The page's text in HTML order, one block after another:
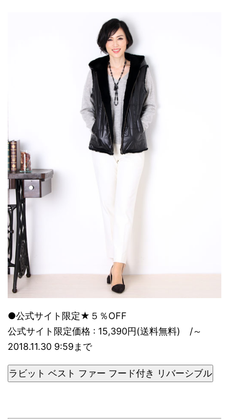
●公式サイト限定★５％OFF
公式サイト限定価格 : 15,390円(送料無料) /～
2018.11.30 9:59まで
ラビット ベスト ファー フード付き リバーシブル